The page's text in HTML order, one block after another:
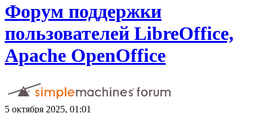
Форум поддержки
пользователей LibreOffice,
Apache OpenOffice
5 октября 2025, 01:01